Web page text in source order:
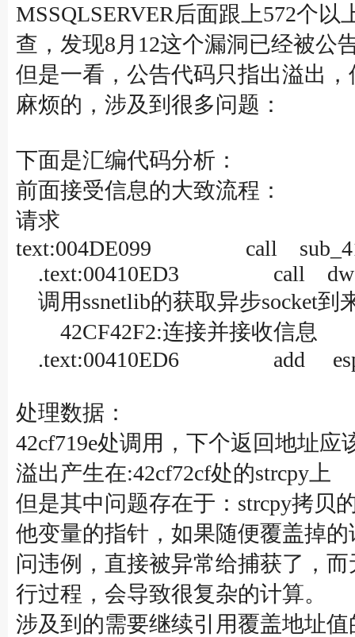
MSSQLSERVER后面跟上572个
查，发现8月12这个漏洞已经被公
但是一看，公告代码只指出溢出
麻烦的，涉及到很多问题：
下面是汇编代码分析：
前面接受信息的大致流程：
请求
text:004DE099 call
.text:00410ED3 call dword
调用ssnetlib的获取异步socket到
42CF42F2:连接并接收信息
.text:00410ED6 add
处理数据：
42cf719e处调用，下个返回地址
溢出产生在:42cf72cf处的strcpy上
但是其中问题存在于：strcpy拷贝
他变量的指针，如果随便覆盖掉
问违例，直接被异常给捕获了，
行过程，会导致很复杂的计算。
涉及到的需要继续引用覆盖地址